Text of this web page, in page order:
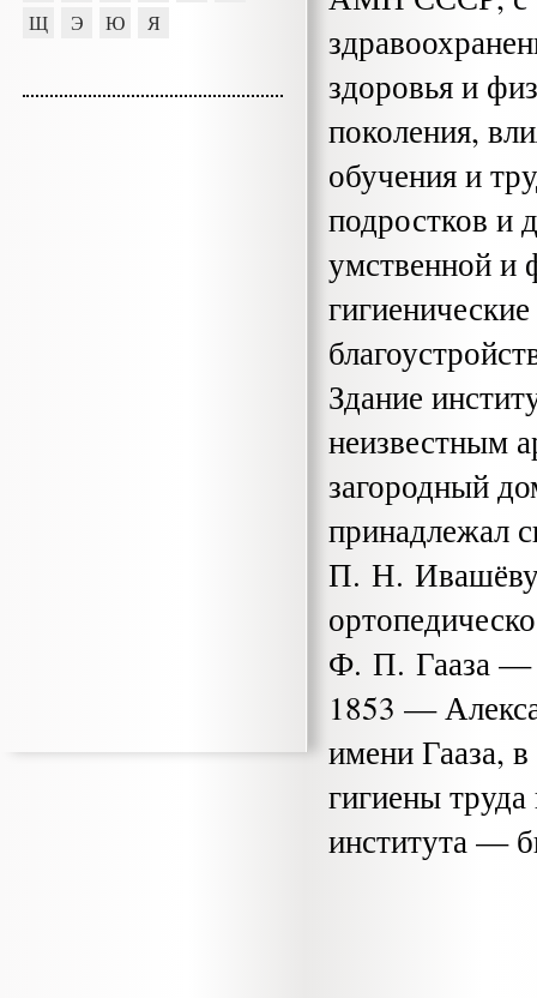
здоровья и
поколения,
обучения и
подростков и
умственной и
Здание
неизвестным
загородный
принад­лежал
П. Н.
Ф. П. Гааза —
1853 —
имени Гааза,
гигиены
института —
Щ
Э Ю Я